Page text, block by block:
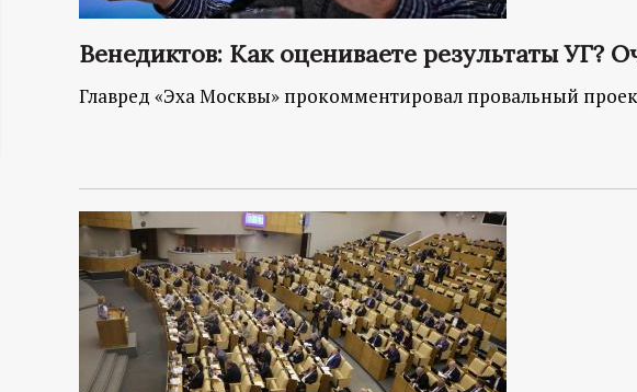
ц
и
н
н
ы
й
Венедиктов: Как оцениваете результаты УГ?
Главред «Эха Москвы» прокомментировал провальный